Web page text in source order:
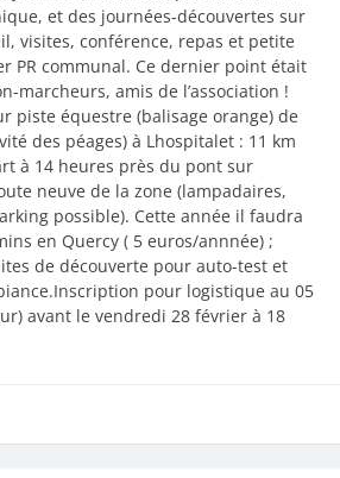
et des journées-découvertes sur
visites, conférence, repas et petite
PR communal. Ce dernier point était
marcheurs, amis de l’association !
piste équestre (balisage orange) de
des péages) à Lhospitalet : 11 km
à 14 heures près du pont sur
neuve de la zone (lampadaires,
possible). Cette année il faudra
en Quercy ( 5 euros/annnée) ;
de découverte pour auto-test et
pour logistique au 05
avant le vendredi 28 février à 18